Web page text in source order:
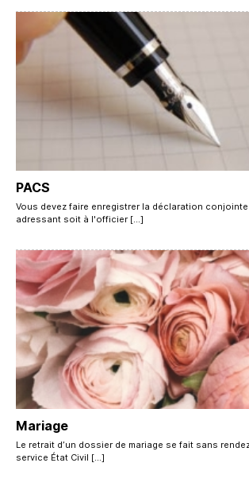
PACS
Vous devez faire enregistrer la déclaration
adressant soit à l'officier […]
Mariage
Le retrait d’un dossier de mariage se fait sans
service État Civil […]